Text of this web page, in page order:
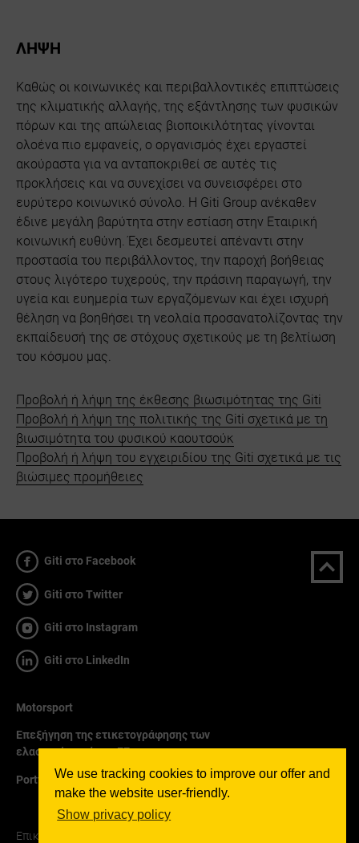
We use tracking cookies to improve our offer and
make the website user-friendly.
Show privacy policy
ΛΗΨΗ
Καθώς οι κοινωνικές και περιβαλλοντικές επιπτώσεις
της κλιματικής αλλαγής, της εξάντλησης των φυσικών
πόρων και της απώλειας βιοποικιλότητας γίνονται
ολοένα πιο εμφανείς, ο οργανισμός έχει εργαστεί
ακούραστα για να ανταποκριθεί σε αυτές τις
προκλήσεις και να συνεχίσει να συνεισφέρει στο
ευρύτερο κοινωνικό σύνολο. Η Giti Group ανέκαθεν
έδινε μεγάλη βαρύτητα στην εστίαση στην Εταιρική
κοινωνική ευθύνη. Έχει δεσμευτεί απέναντι στην
προστασία του περιβάλλοντος, την παροχή βοήθειας
στους λιγότερο τυχερούς, την πράσινη παραγωγή, την
υγεία και ευημερία των εργαζόμενων και έχει ισχυρή
θέληση να βοηθήσει τη νεολαία προσανατολίζοντας την
εκπαίδευσή της σε στόχους σχετικούς με τη βελτίωση
του κόσμου μας.
Προβολή ή λήψη της έκθεσης βιωσιμότητας της Giti
Προβολή ή λήψη της πολιτικής της Giti σχετικά με τη
βιωσιμότητα του φυσικού καουτσούκ
Προβολή ή λήψη του εγχειριδίου της Giti σχετικά με τις
βιώσιμες προμήθειες
Giti στο Facebook
Giti στο Twitter
Giti στο Instagram
Giti στο LinkedIn
Motorsport
Επεξήγηση της ετικετογράφησης των
ελαστικών από την ΕΕ
Portfolio
Επικοινωνία